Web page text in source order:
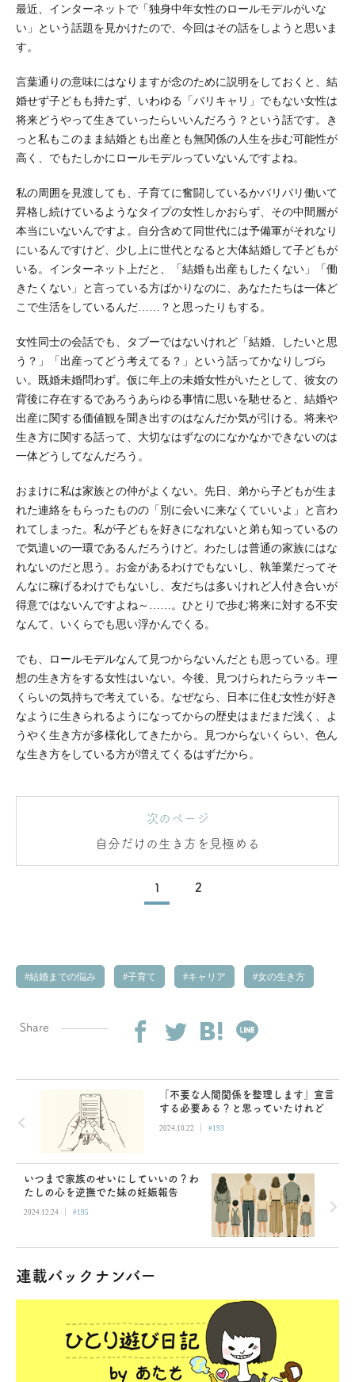
最近、インターネットで「独身中年女性のロールモデルがいな
い」という話題を見かけたので、今回はその話をしようと思いま
す。
言葉通りの意味にはなりますが念のために説明をしておくと、結
婚せず子どもも持たず、いわゆる「バリキャリ」でもない女性は
将来どうやって生きていったらいいんだろう？という話です。き
っと私もこのまま結婚とも出産とも無関係の人生を歩む可能性が
高く、でもたしかにロールモデルっていないんですよね。
私の周囲を見渡しても、子育てに奮闘しているかバリバリ働いて
昇格し続けているようなタイプの女性しかおらず、その中間層が
本当にいないんですよ。自分含めて同世代には予備軍がそれなり
にいるんですけど、少し上に世代となると大体結婚して子どもが
いる。インターネット上だと、「結婚も出産もしたくない」「働
きたくない」と言っている方ばかりなのに、あなたたちは一体ど
こで生活をしているんだ……？と思ったりもする。
女性同士の会話でも、タブーではないけれど「結婚、したいと思
う？」「出産ってどう考えてる？」という話ってかなりしづら
い。既婚未婚問わず。仮に年上の未婚女性がいたとして、彼女の
背後に存在するであろうあらゆる事情に思いを馳せると、結婚や
出産に関する価値観を聞き出すのはなんだか気が引ける。将来や
生き方に関する話って、大切なはずなのになかなかできないのは
一体どうしてなんだろう。
おまけに私は家族との仲がよくない。先日、弟から子どもが生ま
れた連絡をもらったものの「別に会いに来なくていいよ」と言わ
れてしまった。私が子どもを好きになれないと弟も知っているの
で気遣いの一環であるんだろうけど。わたしは普通の家族にはな
れないのだと思う。お金があるわけでもないし、執筆業だってそ
んなに稼げるわけでもないし、友だちは多いけれど人付き合いが
得意ではないんですよね～……。ひとりで歩む将来に対する不安
なんて、いくらでも思い浮かんでくる。
でも、ロールモデルなんて見つからないんだとも思っている。理
想の生き方をする女性はいない。今後、見つけられたらラッキー
くらいの気持ちで考えている。なぜなら、日本に住む女性が好き
なように生きられるようになってからの歴史はまだまだ浅く、よ
うやく生き方が多様化してきたから。見つからないくらい、色ん
な生き方をしている方が増えてくるはずだから。
次のページ
自分だけの生き方を見極める
1 2
結婚までの悩み 子育て キャリア 女の生き方
Share
「不要な人間関係を整理します」宣言
する必要ある？と思っていたけれど
2024.10.22 | #193
いつまで家族のせいにしていいの？わ
たしの心を逆撫でた妹の妊娠報告
2024.12.24 | #195
連載バックナンバー